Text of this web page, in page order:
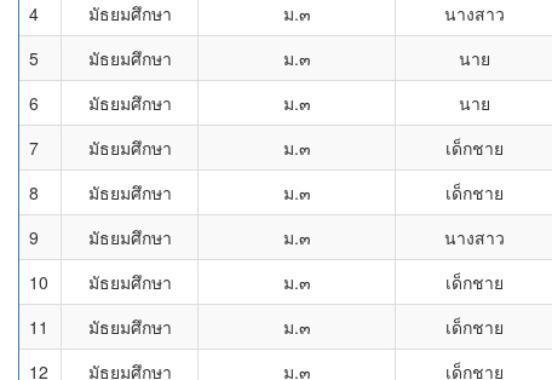
4
มัธยมศึกษา ม.๓ นางสาว
5
มัธยมศึกษา ม.๓ นาย
6
มัธยมศึกษา ม.๓ นาย
7
มัธยมศึกษา ม.๓ เด็กชาย
8
มัธยมศึกษา ม.๓ เด็กชาย
9
มัธยมศึกษา ม.๓ นางสาว
10
มัธยมศึกษา ม.๓ เด็กชาย
11
มัธยมศึกษา ม.๓ เด็กชาย
12
มัธยมศึกษา ม.๓ เด็กชาย